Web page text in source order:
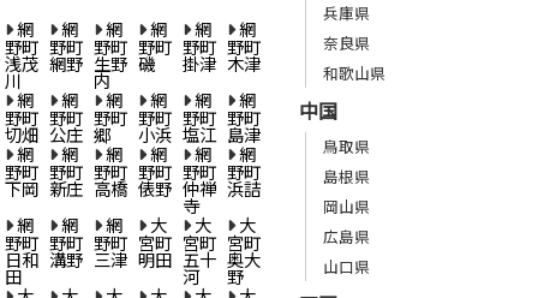
網
野町
浅茂
川
網
野町
網野
網
野町
生野
内
網
野町
磯
網
野町
掛津
網
野町
木津
網
野町
切畑
網
野町
公庄
網
野町
郷
網
野町
小浜
網
野町
塩江
網
野町
島津
網
野町
下岡
網
野町
新庄
網
野町
高橋
網
野町
俵野
網
野町
仲禅
寺
網
野町
浜詰
網
野町
日和
田
網
野町
溝野
網
野町
三津
大
宮町
明田
大
宮町
五十
河
大
宮町
奥大
野
兵庫県
奈良県
和歌山県
中国
鳥取県
島根県
岡山県
広島県
山口県